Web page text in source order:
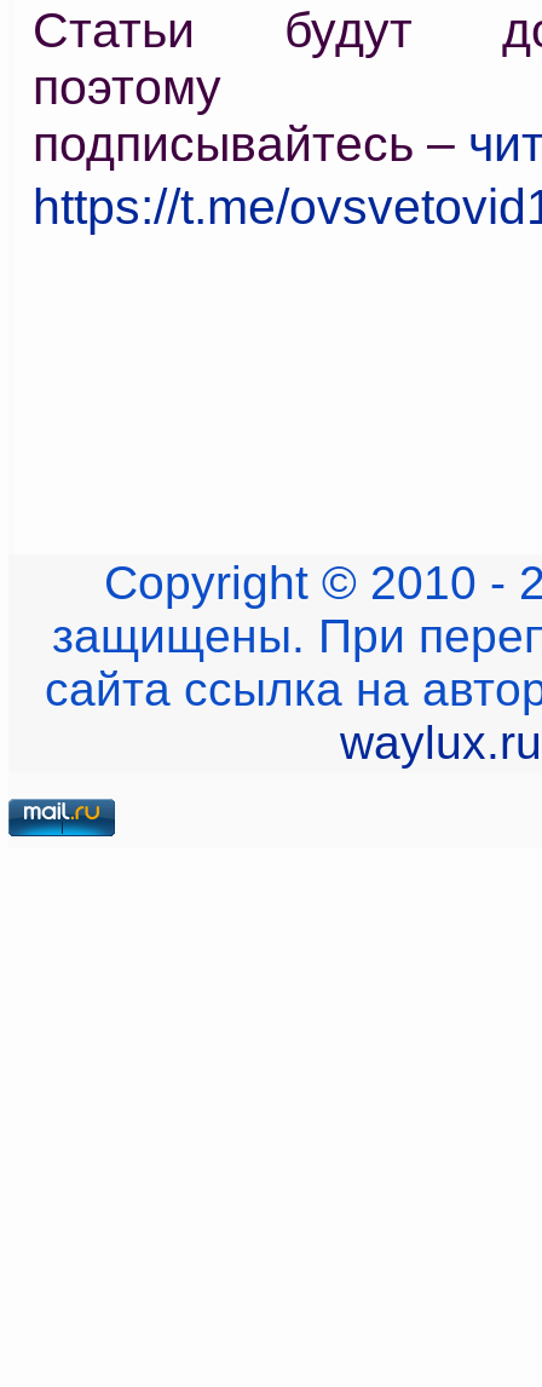
Статьи будут
поэтому
подписывайтесь –
https://t.me/
Copyright © 2010 -
защищены. При
сайта ссылка на
waylux.ru